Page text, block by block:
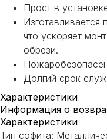
Прост в
Изготавливается
что ускоряет
обрези.
Долгий срок
Характеристики
Информация о
Характеристики
Тип софита:
НЕ НАШЛИ
ИЛИ НУЖНА
С ВЫБОРОМ?
Наш менеджер готов